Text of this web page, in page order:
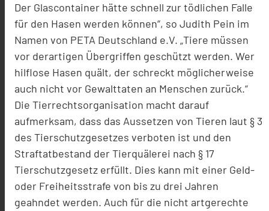
Der Glascontainer hätte schnell zur tödlichen Falle
für den Hasen werden können“, so Judith Pein im
Namen von PETA Deutschland e.V. „Tiere müssen
vor derartigen Übergriffen geschützt werden. Wer
hilflose Hasen quält, der schreckt möglicherweise
auch nicht vor Gewalttaten an Menschen zurück.“
Die Tierrechtsorganisation macht darauf
aufmerksam, dass das Aussetzen von Tieren laut § 3
des Tierschutzgesetzes verboten ist und den
Straftatbestand der Tierquälerei nach § 17
Tierschutzgesetz erfüllt. Dies kann mit einer Geld-
oder Freiheitsstrafe von bis zu drei Jahren
geahndet werden. Auch für die nicht artgerechte